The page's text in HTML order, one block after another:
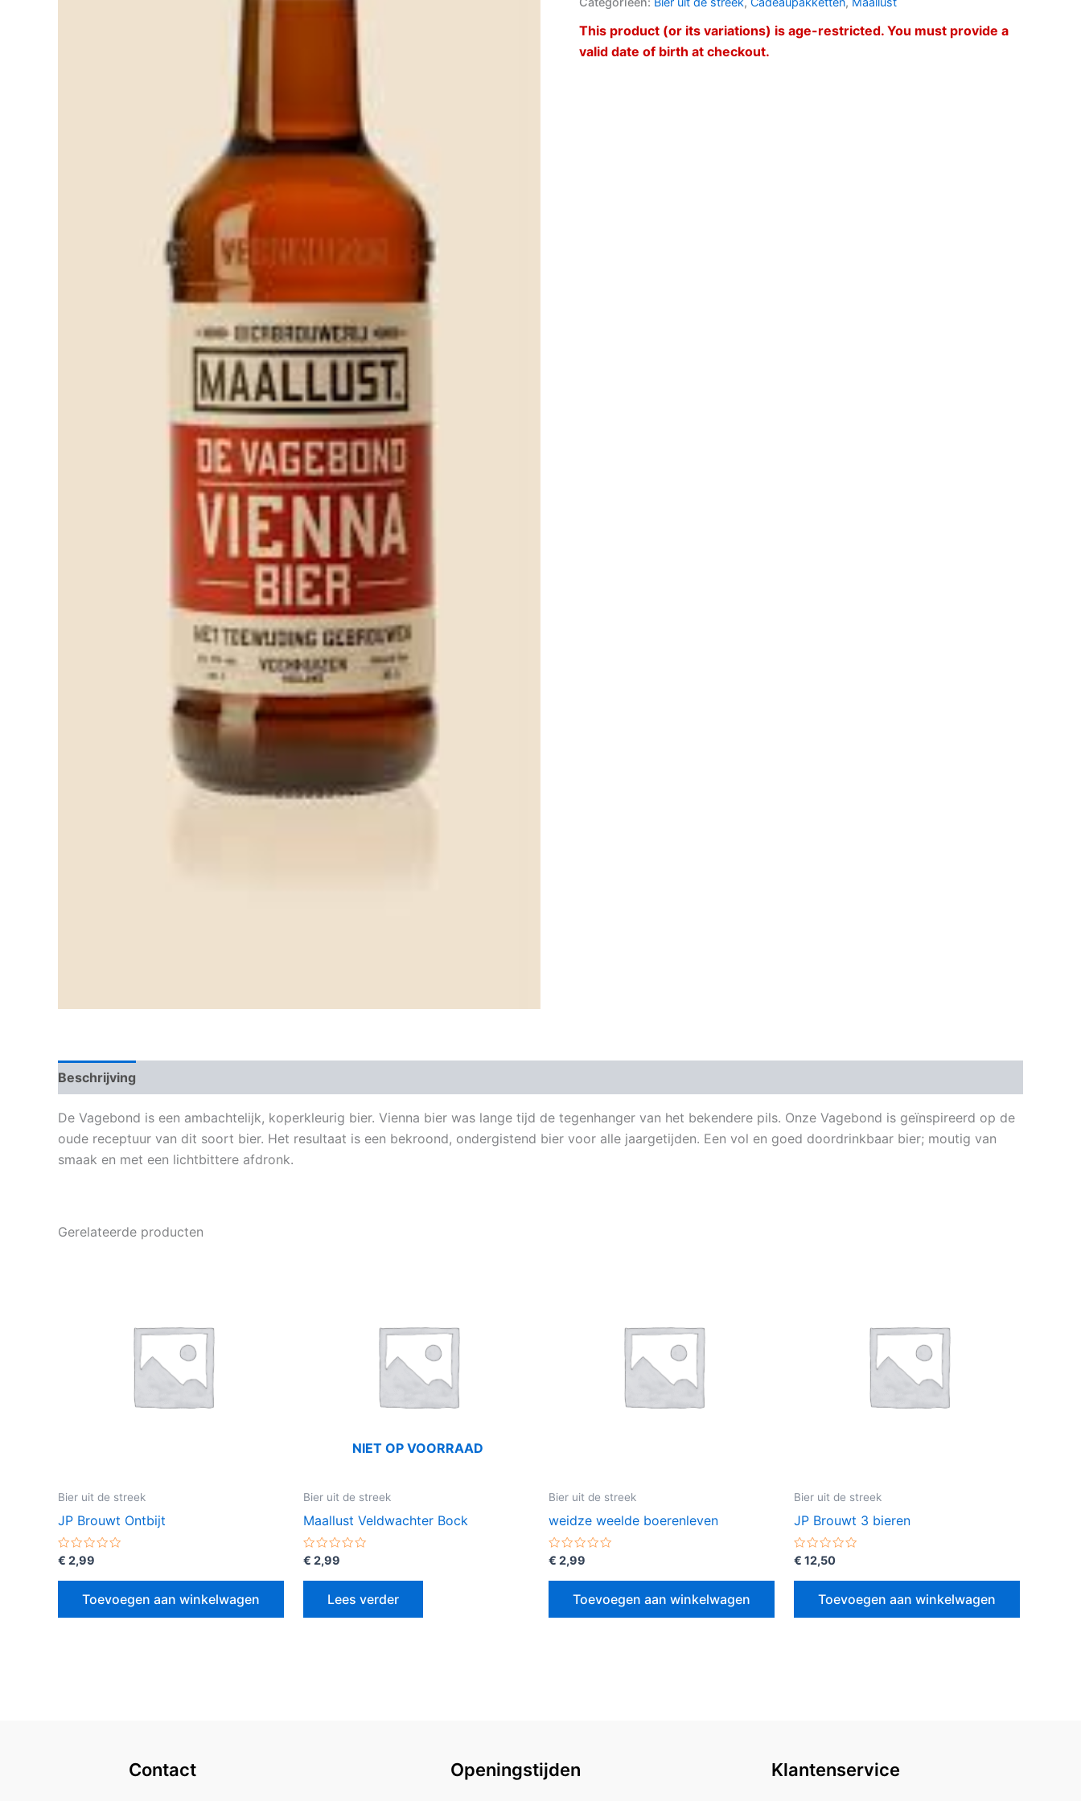
This product (or its variations) is age-restricted. You must provide a
valid date of birth at checkout.
Beschrijving
De Vagebond is een ambachtelijk, koperkleurig bier. Vienna bier was lange tijd de tegenhanger van het bekendere pils. Onze Vagebond is geïnspireerd op de
oude receptuur van dit soort bier. Het resultaat is een bekroond, ondergistend bier voor alle jaargetijden. Een vol en goed doordrinkbaar bier; moutig van
smaak en met een lichtbittere afdronk.
Gerelateerde producten
Bier uit de streek
JP Brouwt Ontbijt
Gewaardeerd
uit
€ 2,99
Toevoegen aan winkelwagen
NIET OP VOORRAAD
Bier uit de streek
Maallust Veldwachter Bock
Gewaardeerd
uit
€ 2,99
Lees verder
Bier uit de streek
weidze weelde boerenleven
Gewaardeerd
uit
€ 2,99
Toevoegen aan winkelwagen
Bier uit de streek
JP Brouwt 3 bieren
Gewaardeerd
uit
€ 12,50
Toevoegen aan winkelwagen
Contact Openingstijden Klantenservice